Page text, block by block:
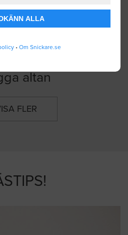
ALLA
• Om Snickare.se
altan
FLER